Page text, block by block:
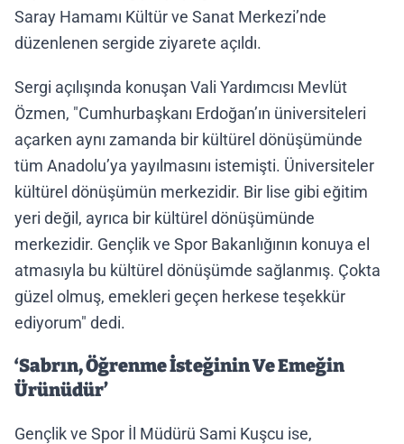
Saray Hamamı Kültür ve Sanat Merkezi’nde
düzenlenen sergide ziyarete açıldı.
Sergi açılışında konuşan Vali Yardımcısı Mevlüt
Özmen, "Cumhurbaşkanı Erdoğan’ın üniversiteleri
açarken aynı zamanda bir kültürel dönüşümünde
tüm Anadolu’ya yayılmasını istemişti. Üniversiteler
kültürel dönüşümün merkezidir. Bir lise gibi eğitim
yeri değil, ayrıca bir kültürel dönüşümünde
merkezidir. Gençlik ve Spor Bakanlığının konuya el
atmasıyla bu kültürel dönüşümde sağlanmış. Çokta
güzel olmuş, emekleri geçen herkese teşekkür
ediyorum" dedi.
‘Sabrın, Öğrenme İsteğinin Ve Emeğin
Ürünüdür’
Gençlik ve Spor İl Müdürü Sami Kuşcu ise,